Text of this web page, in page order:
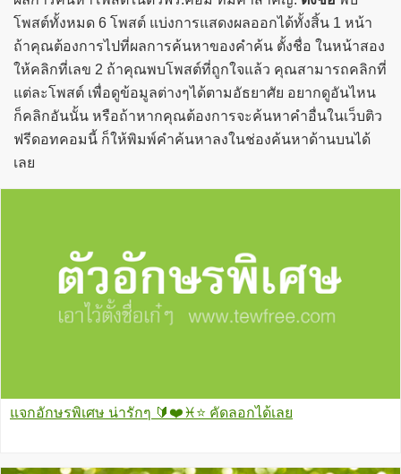
โพสต์ทั้งหมด 6 โพสต์ แบ่งการแสดงผลออกได้ทั้งสิ้น 1 หน้า
ถ้าคุณต้องการไปที่ผลการค้นหาของคำค้น ตั้งชื่อ ในหน้าสอง
ให้คลิกที่เลข 2 ถ้าคุณพบโพสต์ที่ถูกใจแล้ว คุณสามารถคลิกที่
แต่ละโพสต์ เพื่อดูข้อมูลต่างๆได้ตามอัธยาศัย อยากดูอันไหน
ก็คลิกอันนั้น หรือถ้าหากคุณต้องการจะค้นหาคำอื่นในเว็บติว
ฟรีดอทคอมนี้ ก็ให้พิมพ์คำค้นหาลงในช่องค้นหาด้านบนได้
เลย
แจกอักษรพิเศษ น่ารักๆ 🔰❤️♓⭐ คัดลอกได้เลย